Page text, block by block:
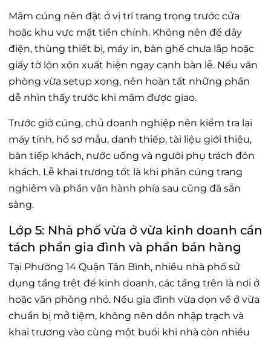
Mâm cúng nên đặt ở vị trí trang trọng trước cửa
hoặc khu vực mặt tiền chính. Không nên để dây
điện, thùng thiết bị, máy in, bàn ghế chưa lắp hoặc
giấy tờ lộn xộn xuất hiện ngay cạnh bàn lễ. Nếu văn
phòng vừa setup xong, nên hoàn tất những phần
dễ nhìn thấy trước khi mâm được giao.
Trước giờ cúng, chủ doanh nghiệp nên kiểm tra lại
máy tính, hồ sơ mẫu, danh thiếp, tài liệu giới thiệu,
bàn tiếp khách, nước uống và người phụ trách đón
khách. Lễ khai trương tốt là khi phần cúng trang
nghiêm và phần vận hành phía sau cũng đã sẵn
sàng.
Lớp 5: Nhà phố vừa ở vừa kinh doanh cần
tách phần gia đình và phần bán hàng
Tại Phường 14 Quận Tân Bình, nhiều nhà phố sử
dụng tầng trệt để kinh doanh, các tầng trên là nơi ở
hoặc văn phòng nhỏ. Nếu gia đình vừa dọn về ở vừa
chuẩn bị mở tiệm, không nên dồn nhập trạch và
khai trương vào cùng một buổi khi nhà còn nhiều